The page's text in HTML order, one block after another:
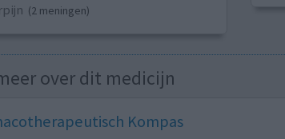
(2 meningen)
over dit medicijn
Kompas